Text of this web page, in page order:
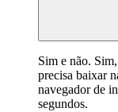
Sim e não.
precisa baixar
navegador de
segundos.